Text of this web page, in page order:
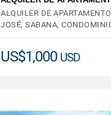
ALQUILER DE
JOSÉ, SABANA,
US$1,000 USD